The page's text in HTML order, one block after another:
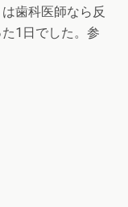
歯科医師なら反
1日でした。参